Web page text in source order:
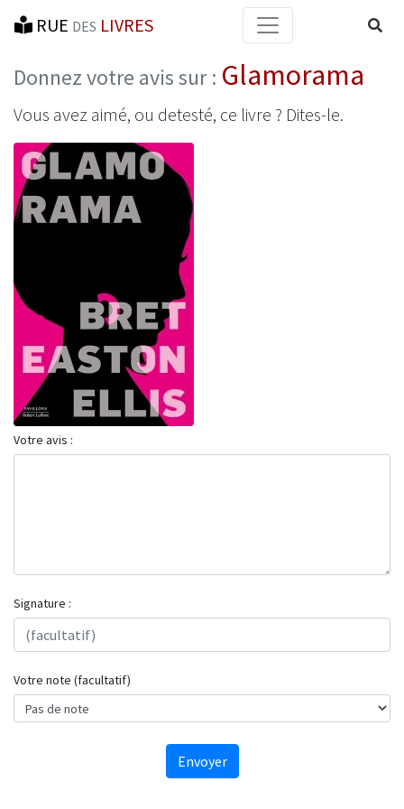
RUE DES LIVRES
Donnez votre avis sur : Glamorama
Vous avez aimé, ou detesté, ce livre ? Dites-le.
Votre avis :
Signature :
Votre note (facultatif)
Envoyer